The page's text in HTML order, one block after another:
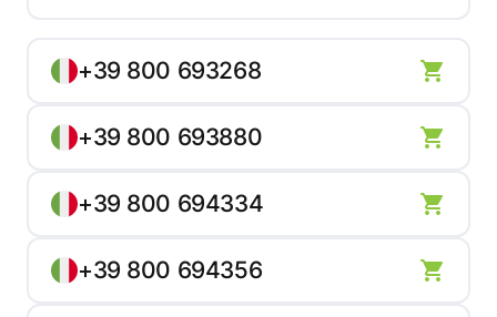
+39 800 693268
+39 800 693880
+39 800 694334
+39 800 694356